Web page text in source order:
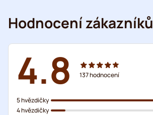
Hodnocení zákazníků
4.8 137hodnocení
5 hvězdičky
4 hvězdičky